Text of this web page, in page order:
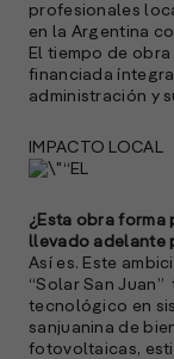
profesionales
en la Argentina
El tiempo de obra
financiada
administración y
IMPACTO LOCAL
¿Esta obra forma
llevado adelante
Así es. Este
“Solar San
tecnológico en
sanjuanina de
fotovoltaicas,